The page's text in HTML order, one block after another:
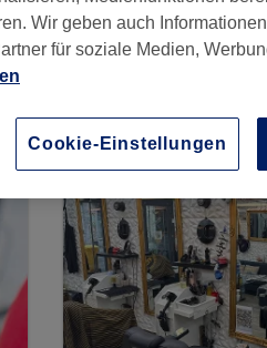
Buchungen über
Nähe zu finden.
Wir geben auch
für soziale Medien,
Cookie-Einstellungen